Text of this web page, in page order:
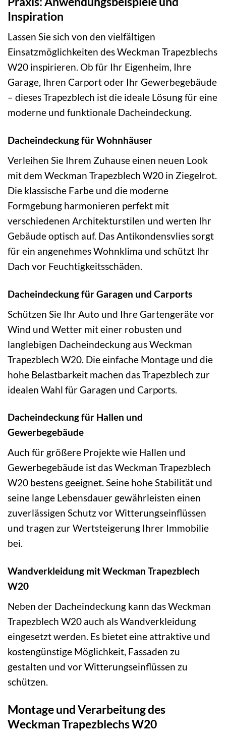
Inspiration
Lassen Sie sich von den vielfältigen
Einsatzmöglichkeiten des Weckman Trapezblechs
W20 inspirieren. Ob für Ihr Eigenheim, Ihre
Garage, Ihren Carport oder Ihr Gewerbegebäude
– dieses Trapezblech ist die ideale Lösung für eine
moderne und funktionale Dacheindeckung.
Dacheindeckung für Wohnhäuser
Verleihen Sie Ihrem Zuhause einen neuen Look
mit dem Weckman Trapezblech W20 in Ziegelrot.
Die klassische Farbe und die moderne
Formgebung harmonieren perfekt mit
verschiedenen Architekturstilen und werten Ihr
Gebäude optisch auf. Das Antikondensvlies sorgt
für ein angenehmes Wohnklima und schützt Ihr
Dach vor Feuchtigkeitsschäden.
Dacheindeckung für Garagen und Carports
Schützen Sie Ihr Auto und Ihre Gartengeräte vor
Wind und Wetter mit einer robusten und
langlebigen Dacheindeckung aus Weckman
Trapezblech W20. Die einfache Montage und die
hohe Belastbarkeit machen das Trapezblech zur
idealen Wahl für Garagen und Carports.
Dacheindeckung für Hallen und
Gewerbegebäude
Auch für größere Projekte wie Hallen und
Gewerbegebäude ist das Weckman Trapezblech
W20 bestens geeignet. Seine hohe Stabilität und
seine lange Lebensdauer gewährleisten einen
zuverlässigen Schutz vor Witterungseinflüssen
und tragen zur Wertsteigerung Ihrer Immobilie
bei.
Wandverkleidung mit Weckman Trapezblech
W20
Neben der Dacheindeckung kann das Weckman
Trapezblech W20 auch als Wandverkleidung
eingesetzt werden. Es bietet eine attraktive und
kostengünstige Möglichkeit, Fassaden zu
gestalten und vor Witterungseinflüssen zu
schützen.
Montage und Verarbeitung des
Weckman Trapezblechs W20